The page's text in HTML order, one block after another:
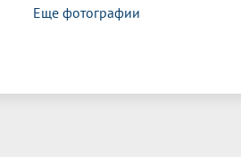
Еще фотографии